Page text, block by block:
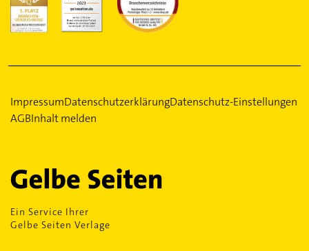
ImpressumDatenschutzerklärungDatenschutz-Einstellungen
AGBInhalt melden
Ein Service Ihrer
Gelbe Seiten Verlage